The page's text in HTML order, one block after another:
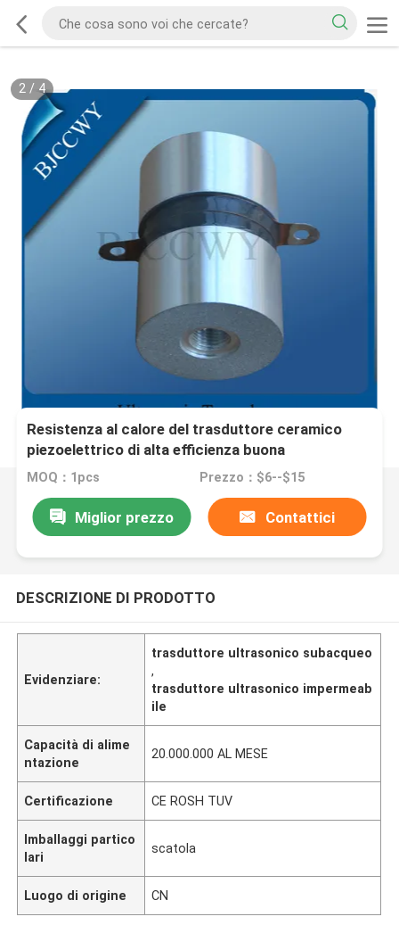
2/ 4
Resistenza al calore del trasduttore ceramico
piezoelettrico di alta efficienza buona
MOQ：1pcs Prezzo：$6--$15
Miglior prezzo Contattici
DESCRIZIONE DI PRODOTTO
Evidenziare:
trasduttore ultrasonico subacqueo
,
trasduttore ultrasonico impermeab
ile
Capacità di alime
ntazione
20.000.000 AL MESE
Certificazione CE ROSH TUV
Imballaggi partico
lari
scatola
Luogo di origine CN